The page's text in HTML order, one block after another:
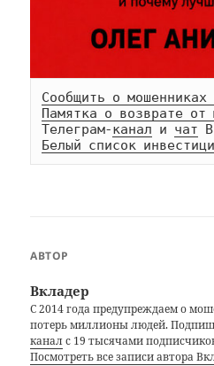
Сообщить о
Памятка о возврате от
Телеграм-канал и чат
Белый список
АВТОР
Вкладер
С 2014 года предупреждаем о
потерь миллионы людей.
каналс 19 тысячами
Посмотреть все записи автора